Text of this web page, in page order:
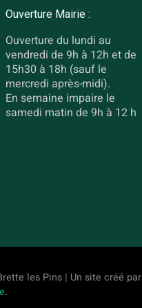
Ouverture Mairie :
Ouverture du lundi au
vendredi de 9h à 12h et de
15h30 à 18h (sauf le
mercredi après-midi).
En semaine impaire le
samedi matin de 9h à 12 h
les Pins | Un site créé par
.